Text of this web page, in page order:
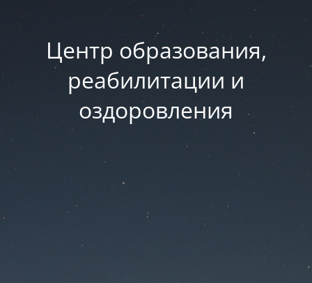
Центр образования,
реабилитации и
оздоровления